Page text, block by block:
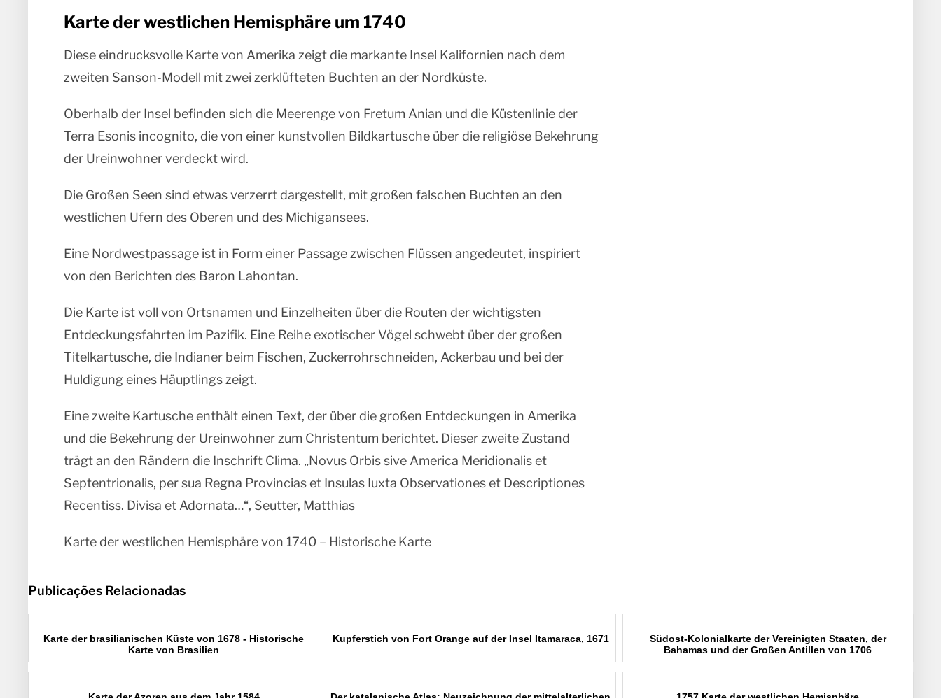
Karte der westlichen Hemisphäre um 1740
Diese eindrucksvolle Karte von Amerika zeigt die markante Insel Kalifornien nach dem
zweiten Sanson-Modell mit zwei zerklüfteten Buchten an der Nordküste.
Oberhalb der Insel befinden sich die Meerenge von Fretum Anian und die Küstenlinie der
Terra Esonis incognito, die von einer kunstvollen Bildkartusche über die religiöse Bekehrung
der Ureinwohner verdeckt wird.
Die Großen Seen sind etwas verzerrt dargestellt, mit großen falschen Buchten an den
westlichen Ufern des Oberen und des Michigansees.
Eine Nordwestpassage ist in Form einer Passage zwischen Flüssen angedeutet, inspiriert
von den Berichten des Baron Lahontan.
Die Karte ist voll von Ortsnamen und Einzelheiten über die Routen der wichtigsten
Entdeckungsfahrten im Pazifik. Eine Reihe exotischer Vögel schwebt über der großen
Titelkartusche, die Indianer beim Fischen, Zuckerrohrschneiden, Ackerbau und bei der
Huldigung eines Häuptlings zeigt.
Eine zweite Kartusche enthält einen Text, der über die großen Entdeckungen in Amerika
und die Bekehrung der Ureinwohner zum Christentum berichtet. Dieser zweite Zustand
trägt an den Rändern die Inschrift Clima. „Novus Orbis sive America Meridionalis et
Septentrionalis, per sua Regna Provincias et Insulas Iuxta Observationes et Descriptiones
Recentiss. Divisa et Adornata…“, Seutter, Matthias
Karte der westlichen Hemisphäre von 1740 – Historische Karte
Publicações Relacionadas
Karte der brasilianischen Küste von 1678 - Historische
Karte von Brasilien
Kupferstich von Fort Orange auf der Insel Itamaraca, 1671
Südost-Kolonialkarte der Vereinigten Staaten, der
Bahamas und der Großen Antillen von 1706